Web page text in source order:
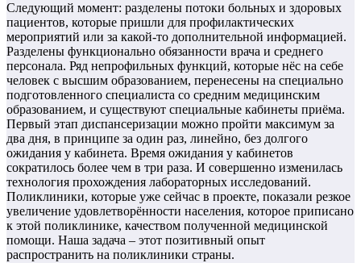
Следующий момент: разделены потоки больных и здоровых
пациентов, которые пришли для профилактических
мероприятий или за какой-то дополнительной информацией.
Разделены функционально обязанности врача и среднего
персонала. Ряд непрофильных функций, которые нёс на себе
человек с высшим образованием, перенесены на специально
подготовленного специалиста со средним медицинским
образованием, и существуют специальные кабинеты приёма.
Первый этап диспансеризации можно пройти максимум за
два дня, в принципе за один раз, линейно, без долгого
ожидания у кабинета. Время ожидания у кабинетов
сократилось более чем в три раза. И совершенно изменилась
технология прохождения лабораторных исследований.
Поликлиники, которые уже сейчас в проекте, показали резкое
увеличение удовлетворённости населения, которое приписано
к этой поликлинике, качеством полученной медицинской
помощи. Наша задача – этот позитивный опыт
распространить на поликлиники страны.